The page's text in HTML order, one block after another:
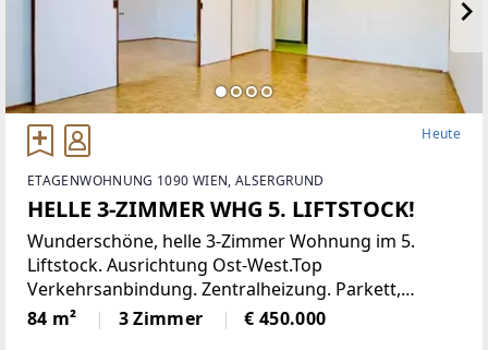
Heute
ETAGENWOHNUNG 1090 WIEN, ALSERGRUND
HELLE 3-ZIMMER WHG 5. LIFTSTOCK!
Wunderschöne, helle 3-Zimmer Wohnung im 5.
Liftstock. Ausrichtung Ost-West.Top
Verkehrsanbindung. Zentralheizung. Parkett,
Jalousien, Abstellraum. Kellerabteil.Diese
lichtdurchflutete Etagenwohnung bietet reichlich
84 m² 3 Zimmer € 450.000